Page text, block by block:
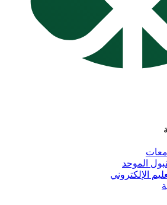
الموحد
الإلكتروني